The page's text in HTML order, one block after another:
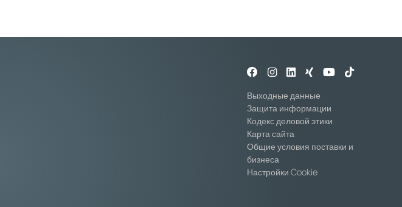
Выходные данные
Защита информации
Кодекс деловой этики
Карта сайта
Общие условия поставки и
бизнеса
Настройки Cookie